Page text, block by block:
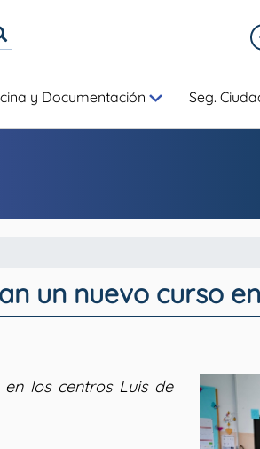
y Documentación Seg.
un nuevo curso
los centros Luis de